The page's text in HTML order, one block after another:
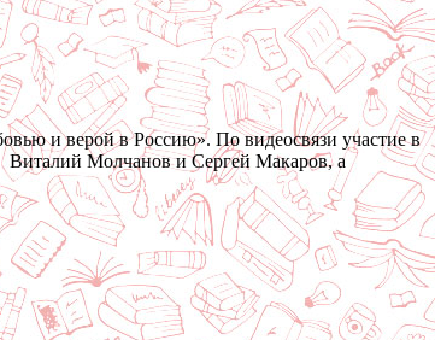
и верой в Россию». По видеосвязи участие в
Виталий Молчанов и Сергей Макаров, а